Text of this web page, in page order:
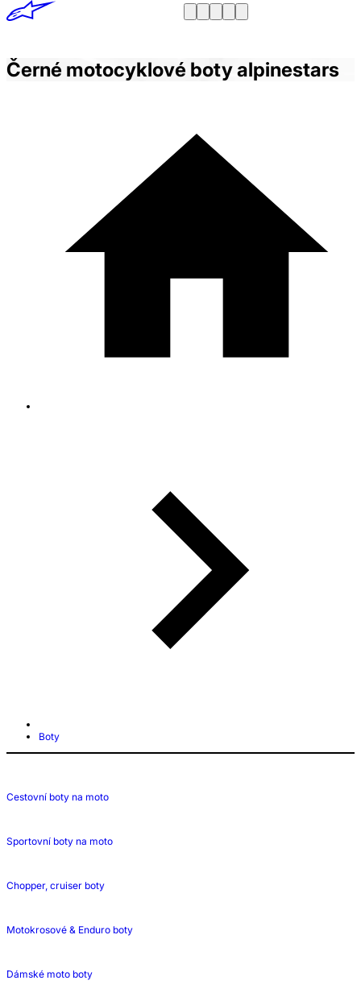
Černé motocyklové boty alpinestars
Boty
Cestovní boty na moto
Sportovní boty na moto
Chopper, cruiser boty
Motokrosové & Enduro boty
Dámské moto boty